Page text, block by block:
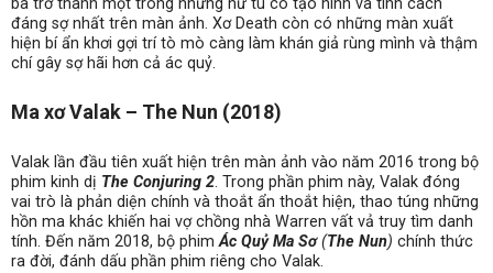
bà trở thành một trong những nữ tu có tạo hình và tính cách
đáng sợ nhất trên màn ảnh. Xơ Death còn có những màn xuất
hiện bí ẩn khơi gợi trí tò mò càng làm khán giả rùng mình và thậm
chí gây sợ hãi hơn cả ác quỷ.
Ma xơ Valak – The Nun (2018)
Valak lần đầu tiên xuất hiện trên màn ảnh vào năm 2016 trong bộ
phim kinh dị The Conjuring 2. Trong phần phim này, Valak đóng
vai trò là phản diện chính và thoắt ẩn thoắt hiện, thao túng những
hồn ma khác khiến hai vợ chồng nhà Warren vất vả truy tìm danh
tính. Đến năm 2018, bộ phim Ác Quỷ Ma Sơ(The Nun) chính thức
ra đời, đánh dấu phần phim riêng cho Valak.